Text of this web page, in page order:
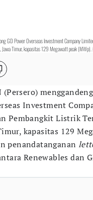
GD Power Overseas Investment Company
Timur, kapasitas 129 Megawatt peak (MWp).
(Persero)
Investment
Pembangkit Listrik
kapasitas 129
penandatanganan
Renewables dan